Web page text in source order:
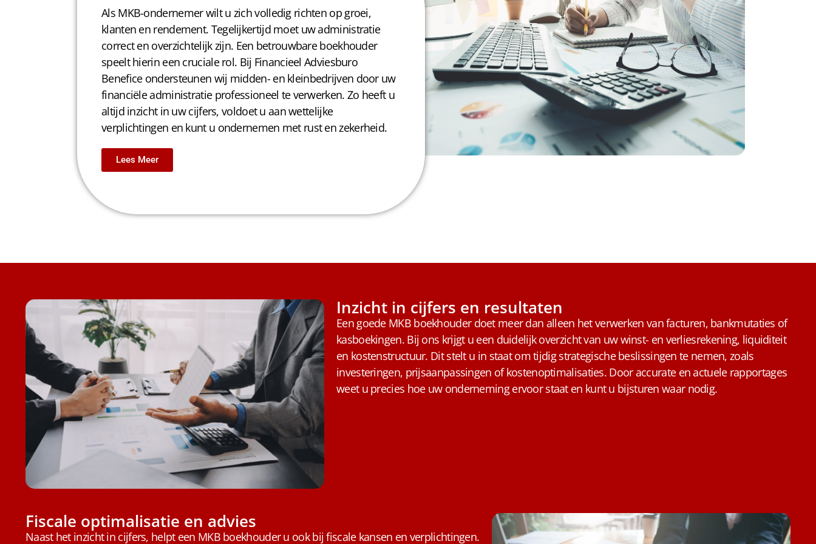
Als MKB-ondernemer wilt u zich volledig richten op groei,
klanten en rendement. Tegelijkertijd moet uw administratie
correct en overzichtelijk zijn. Een betrouwbare boekhouder
speelt hierin een cruciale rol. Bij Financieel Adviesburo
Benefice ondersteunen wij midden- en kleinbedrijven door uw
financiële administratie professioneel te verwerken. Zo heeft u
altijd inzicht in uw cijfers, voldoet u aan wettelijke
verplichtingen en kunt u ondernemen met rust en zekerheid.
Lees Meer
Inzicht in cijfers en resultaten
Een goede MKB boekhouder doet meer dan alleen het verwerken van facturen, bankmutaties of
kasboekingen. Bij ons krijgt u een duidelijk overzicht van uw winst- en verliesrekening, liquiditeit
en kostenstructuur. Dit stelt u in staat om tijdig strategische beslissingen te nemen, zoals
investeringen, prijsaanpassingen of kostenoptimalisaties. Door accurate en actuele rapportages
weet u precies hoe uw onderneming ervoor staat en kunt u bijsturen waar nodig.
Fiscale optimalisatie en advies
Naast het inzicht in cijfers, helpt een MKB boekhouder u ook bij fiscale kansen en verplichtingen.